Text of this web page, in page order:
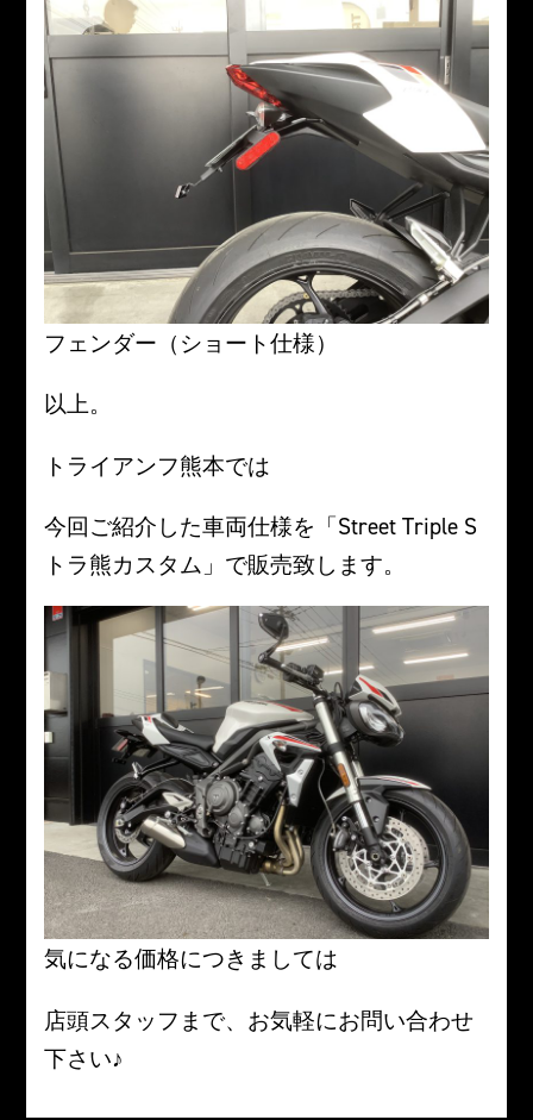
フェンダー（ショート仕様）
以上。
トライアンフ熊本では
今回ご紹介した車両仕様を「Street Triple S
トラ熊カスタム」で販売致します。
気になる価格につきましては
店頭スタッフまで、お気軽にお問い合わせ
下さい♪